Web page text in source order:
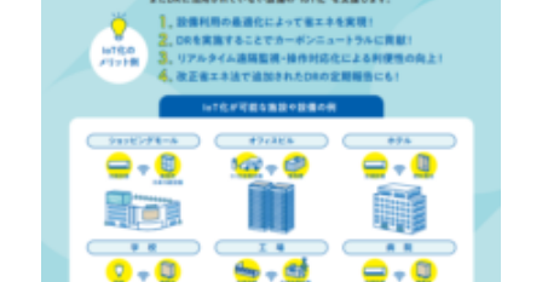
Company
会社情報
Service
事業について
Works
事業実績
News
新着情報